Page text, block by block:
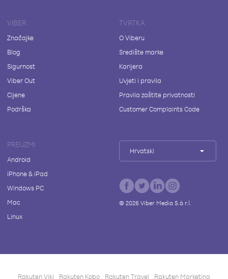
VIBER
Značajke
Blog
Sigurnost
Viber Out
Cijene
Podrška
TVRTKA
O Viberu
Središte marke
Karijera
Uvjeti i pravila
Pravila zaštite privatnosti
Customer Complaints Code
PREUZMI
Android
iPhone & iPad
Windows PC
Mac
Linux
Hrvatski
© 2026Viber Media S.à r.l.
Rakuten Viki Rakuten Kobo Rakuten Travel Rakuten Marketing